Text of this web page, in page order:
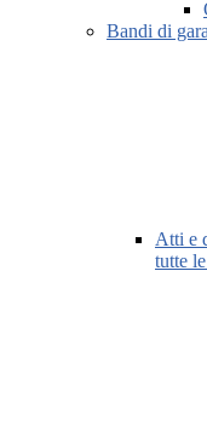
Bandi di
Atti e
tutte